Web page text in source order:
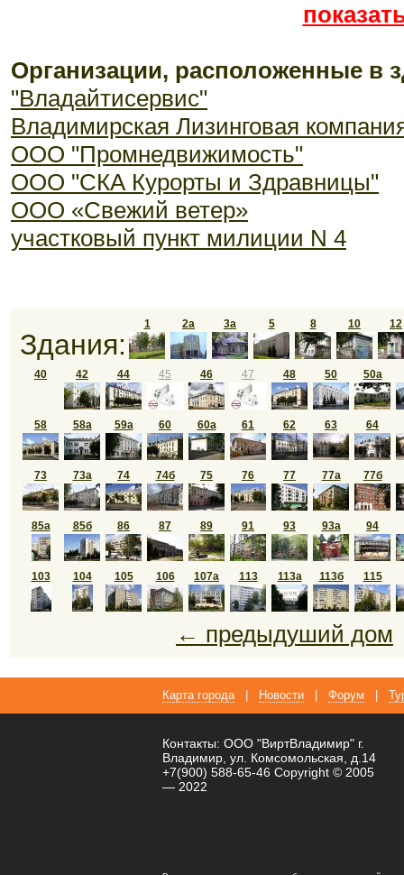
Организации, расположенные в
"Владайтисервис"
Владимирская Лизинговая
ООО "Промнедвижимость"
ООО "СКА Курорты и Здравницы"
ООО «Свежий ветер»
участковый пункт милиции N 4
Здания:
1 2а 3а 5 8 10 12
40 42 44 45 46 47 48 50 50а
58 58а 59а 60 60а 61 62 63 64
73 73а 74 74б 75 76 77 77а 77б
85а 85б 86 87 89 91 93 93а 94
103 104 105 106 107а 113 113а 113б 115
← предыдуший дом
Карта города Новости Форум
Контакты: ООО "ВиртВладимир" г.
Владимир, ул. Комсомольская, д.14
+7(900) 588-65-46 Copyright © 2005
— 2022